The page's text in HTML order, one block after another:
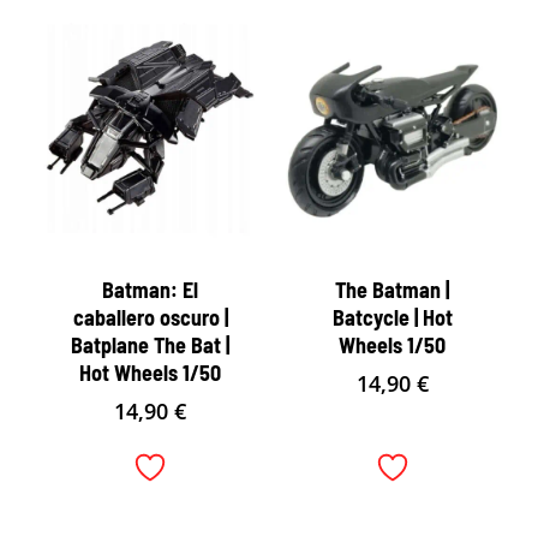
Batman: El
caballero oscuro |
Batplane The Bat |
Hot Wheels 1/50
14,90€
The Batman |
Batcycle | Hot
Wheels 1/50
14,90 €